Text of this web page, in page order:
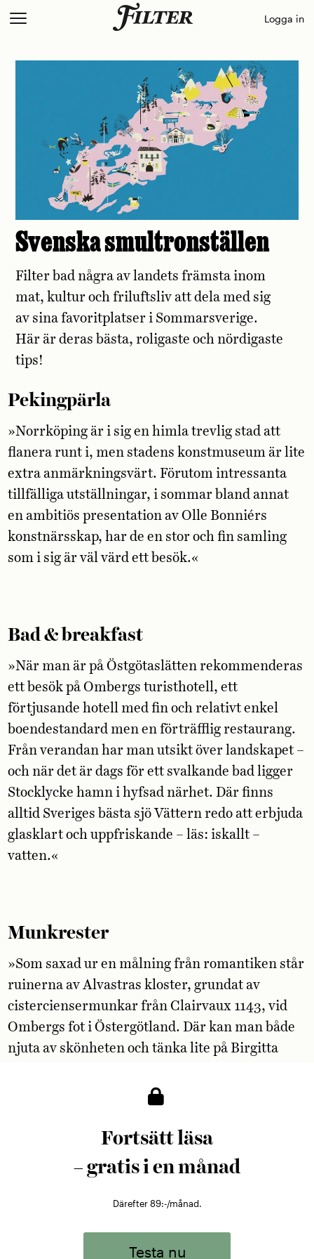
Skip
Logga in
Svenska smultronställen
Filter bad några av landets främsta inom
mat, kultur och friluftsliv att dela med sig
av sina favoritplatser i Sommarsverige.
Här är deras bästa, roligaste och nördigaste
tips!
Pekingpärla
»Norrköping är i sig en himla trevlig stad att
flanera runt i, men stadens konstmuseum är lite
extra anmärkningsvärt. Förutom intressanta
tillfälliga utställningar, i sommar bland annat
en ambitiös presentation av Olle Bonniérs
konstnärsskap, har de en stor och fin samling
som i sig är väl värd ett besök.«
Bad & breakfast
»När man är på Östgötaslätten rekommenderas
ett besök på Ombergs turisthotell, ett
förtjusande hotell med fin och relativt enkel
boendestandard men en förträfflig restaurang.
Från verandan har man utsikt över landskapet –
och när det är dags för ett svalkande bad ligger
Stocklycke hamn i hyfsad närhet. Där finns
alltid Sveriges bästa sjö Vättern redo att erbjuda
glasklart och uppfriskande – läs: iskallt –
vatten.«
Munkrester
»Som saxad ur en målning från romantiken står
ruinerna av Alvastras kloster, grundat av
cisterciensermunkar från Clairvaux 1143, vid
Ombergs fot i Östergötland. Där kan man både
njuta av skönheten och tänka lite på Birgitta
artistnamn Heliga Birgitta, som bodde i
himmelska uppenbarelser där. Eller så var det
Alldeles ljuvliga är åtminstone klosterresterna
Fortsätt läsa
– gratis i en månad
Därefter 89:-/månad.
Testa nu